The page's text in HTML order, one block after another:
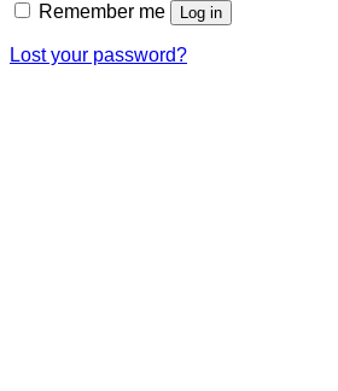
Remember me Log in
Lost your password?